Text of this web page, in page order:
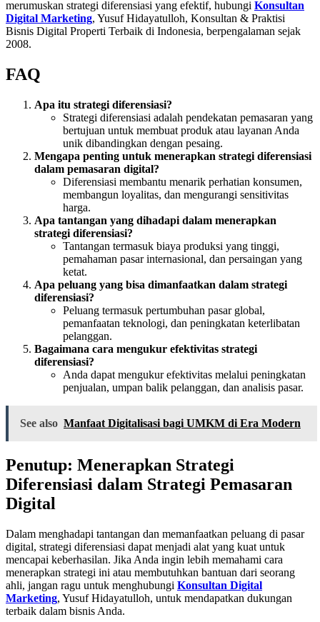
merumuskan strategi diferensiasi yang efektif, hubungi Konsultan
Digital Marketing, Yusuf Hidayatulloh, Konsultan & Praktisi
Bisnis Digital Properti Terbaik di Indonesia, berpengalaman sejak
2008.
FAQ
Apa itu strategi diferensiasi?
Strategi diferensiasi adalah pendekatan pemasaran yang
bertujuan untuk membuat produk atau layanan Anda
unik dibandingkan dengan pesaing.
Mengapa penting untuk menerapkan strategi diferensiasi
dalam pemasaran digital?
Diferensiasi membantu menarik perhatian konsumen,
membangun loyalitas, dan mengurangi sensitivitas
harga.
Apa tantangan yang dihadapi dalam menerapkan
strategi diferensiasi?
Tantangan termasuk biaya produksi yang tinggi,
pemahaman pasar internasional, dan persaingan yang
ketat.
Apa peluang yang bisa dimanfaatkan dalam strategi
diferensiasi?
Peluang termasuk pertumbuhan pasar global,
pemanfaatan teknologi, dan peningkatan keterlibatan
pelanggan.
Bagaimana cara mengukur efektivitas strategi
diferensiasi?
Anda dapat mengukur efektivitas melalui peningkatan
penjualan, umpan balik pelanggan, dan analisis pasar.
See also Manfaat Digitalisasi bagi UMKM di Era Modern
Penutup: Menerapkan Strategi
Diferensiasi dalam Strategi Pemasaran
Digital
Dalam menghadapi tantangan dan memanfaatkan peluang di pasar
digital, strategi diferensiasi dapat menjadi alat yang kuat untuk
mencapai keberhasilan. Jika Anda ingin lebih memahami cara
menerapkan strategi ini atau membutuhkan bantuan dari seorang
ahli, jangan ragu untuk menghubungi Konsultan Digital
Marketing, Yusuf Hidayatulloh, untuk mendapatkan dukungan
terbaik dalam bisnis Anda.